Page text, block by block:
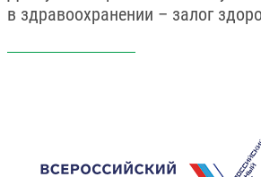
в здравоохранении – залог